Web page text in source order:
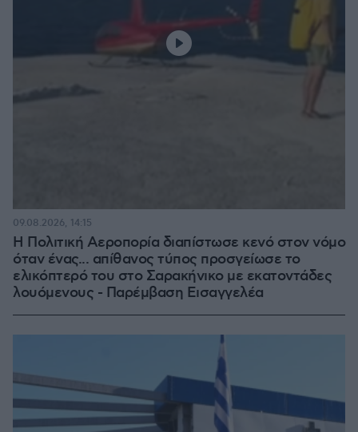
Η Πολιτική Αεροπορία διαπίστωσε κενό στον νόμο
όταν ένας... απίθανος τύπος προσγείωσε το
ελικόπτερό του στο Σαρακήνικο με εκατοντάδες
λουόμενους - Παρέμβαση Εισαγγελέα
09.08.2026, 14:15